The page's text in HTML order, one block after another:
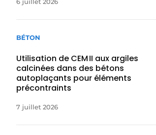
BÉTON
Utilisation de CEM II aux argiles
calcinées dans des bétons
autoplaçants pour éléments
précontraints
7 juillet 2026